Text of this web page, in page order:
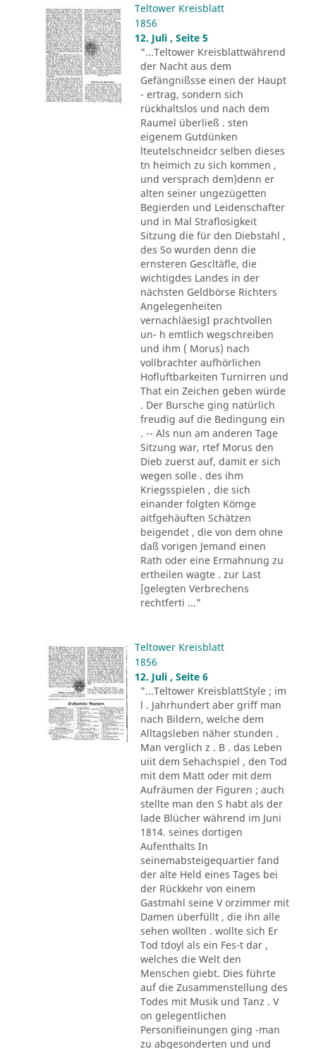
Teltower Kreisblatt
1856
12. Juli , Seite 5
"...Teltower Kreisblattwährend
der Nacht aus dem
Gefängnißsse einen der Haupt
- ertrag, sondern sich
rückhaltslos und nach dem
Raumel überließ . sten
eigenem Gutdünken
lteutelschneidcr selben dieses
tn heimich zu sich kommen ,
und versprach dem)denn er
alten seiner ungezügetten
Begierden und Leidenschafter
und in Mal Straflosigkeit
Sitzung die für den Diebstahl ,
des So wurden denn die
ernsteren Gescltäfle, die
wichtigdes Landes in der
nächsten Geldbörse Richters
Angelegenheiten
vernachläesigI prachtvollen
un- h emtlich wegschreiben
und ihm ( Morus) nach
vollbrachter aufhörlichen
Hofluftbarkeiten Turnirren und
That ein Zeichen geben würde
. Der Bursche ging natürlich
freudig auf die Bedingung ein
. -- Als nun am anderen Tage
Sitzung war, rtef Morus den
Dieb zuerst auf, damit er sich
wegen solle . des ihm
Kriegsspielen , die sich
einander folgten Kömge
aitfgehäuften Schätzen
beigendet , die von dem ohne
daß vorigen Jemand einen
Rath oder eine Ermahnung zu
ertheilen wagte . zur Last
[gelegten Verbrechens
rechtferti ..."
Teltower Kreisblatt
1856
12. Juli , Seite 6
"...Teltower KreisblattStyle ; im
l . Jahrhundert aber griff man
nach Bildern, welche dem
Alltagsleben näher stunden .
Man verglich z . B . das Leben
uiit dem Sehachspiel , den Tod
mit dem Matt oder mit dem
Aufräumen der Figuren ; auch
stellte man den S habt als der
lade Blücher während im Juni
1814. seines dortigen
Aufenthalts In
seinemabsteigequartier fand
der alte Held eines Tages bei
der Rückkehr von einem
Gastmahl seine V orzimmer mit
Damen überfüllt , die ihn alle
sehen wollten . wollte sich Er
Tod tdoyl als ein Fes-t dar ,
welches die Welt den
Menschen giebt. Dies führte
auf die Zusammenstellung des
Todes mit Musik und Tanz . V
on gelegentlichen
Personifieinungen ging -man
zu abgesonderten und und